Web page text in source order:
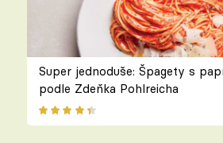
Super jednoduše: Špagety s
podle Zdeňka Pohlreicha